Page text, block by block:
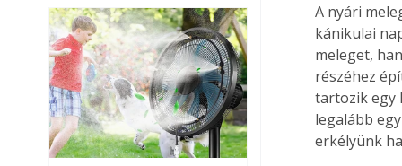
megközelítheti. Ez nemcsak a
beszállást teszi kellemetlenné,
hanem az autó állapotára és a
benne hagyott tárgyakra is
káros hatással lehet. Néhány
egyszerű óvintézkedéssel
azonban jelentősen
csökkenthetjük a hőség káros
A nyári
kánikulai
meleget,
részéhez
tartozik egy
legalább
erkélyünk